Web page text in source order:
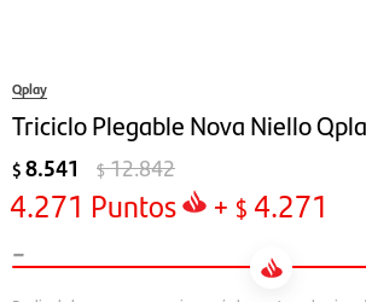
Qplay
Triciclo Plegable Nova Niello
$ 8.541 $12.842
4.271 Puntos + $ 4.271
-